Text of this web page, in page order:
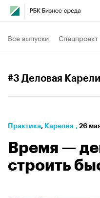
Все выпуски Спецпроект
#3 Деловая
Практика⁠, Карелия , 26
Время —
строить